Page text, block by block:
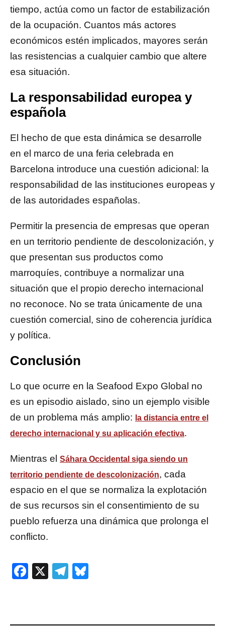
tiempo, actúa como un factor de estabilización
de la ocupación. Cuantos más actores
económicos estén implicados, mayores serán
las resistencias a cualquier cambio que altere
esa situación.
La responsabilidad europea y
española
El hecho de que esta dinámica se desarrolle
en el marco de una feria celebrada en
Barcelona introduce una cuestión adicional: la
responsabilidad de las instituciones europeas y
de las autoridades españolas.
Permitir la presencia de empresas que operan
en un territorio pendiente de descolonización, y
que presentan sus productos como
marroquíes, contribuye a normalizar una
situación que el propio derecho internacional
no reconoce. No se trata únicamente de una
cuestión comercial, sino de coherencia jurídica
y política.
Conclusión
Lo que ocurre en la Seafood Expo Global no
es un episodio aislado, sino un ejemplo visible
de un problema más amplio: la distancia entre el
derecho internacional y su aplicación efectiva.
Mientras el Sáhara Occidental siga siendo un
territorio pendiente de descolonización, cada
espacio en el que se normaliza la explotación
de sus recursos sin el consentimiento de su
pueblo refuerza una dinámica que prolonga el
conflicto.
Facebook
X Telegram